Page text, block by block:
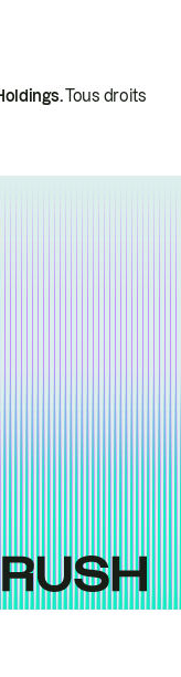
Tous droits